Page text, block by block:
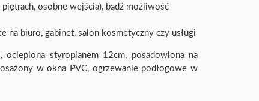
osobne wejścia), bądź możliwość
na biuro, gabinet, salon kosmetyczny czy usługi
styropianem 12cm, posadowiona na
w okna PVC, ogrzewanie podłogowe w